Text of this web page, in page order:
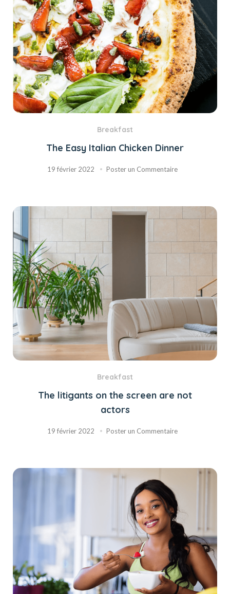
Breakfast
The Easy Italian Chicken Dinner
19 février 2022 Poster un Commentaire
Breakfast
The litigants on the screen are not
actors
19 février 2022 Poster un Commentaire